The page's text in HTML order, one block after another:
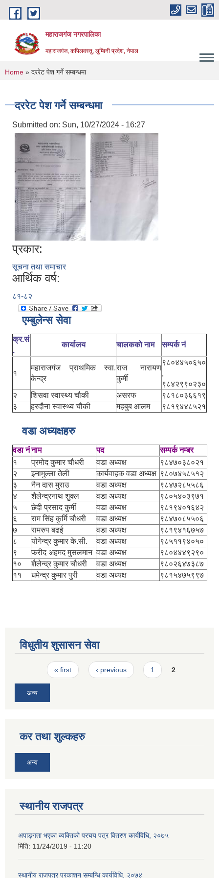
Skip to main content
महाराजगंज नगरपालिका
महाराजगंज, कपिलवस्तु, लुम्बिनी प्रदेश, नेपाल
You are here
Home » दररेट पेश गर्ने सम्बन्धमा
दररेट पेश गर्ने सम्बन्धमा
Submitted on: Sun, 10/27/2024 - 16:27
प्रकार:
सूचना तथा समाचार
आर्थिक वर्ष:
८१-८२
एम्बुलेन्स सेवा
क्र.सं
.
कार्यालय चालकको नाम सम्पर्क नं
१
महाराजगंज प्राथमिक स्वा.
केन्द्र
राज नारायण
कुर्मी
९८०४४५०६५०
,
९८४२९९०२३०
२
शिसवा स्वास्थ्य चौकी असरफ
९८१८०३६६१९
३
हरदौना स्वास्थ्य चौकी महबुब आलम ९८१९४४८५२१
वडा अध्यक्षहरु
वडा नंनाम पद
सम्पर्क नम्बर
१
प्रमोद कुमार चौधरी वडा अध्यक्ष
९८४७०३८०२१
२
इनामुल्ला तेली कार्यवाहक वडा अध्यक्ष ९८०७४५८५१२
३
नैन दास मुराउ वडा अध्यक्ष
९८४७२८५५८६
४
शैलेन्द्रनाथ शुक्ल वडा अध्यक्ष
९८०५४०३९७१
५
छेदी प्रसाद कुर्मी वडा अध्यक्ष
९८१९४०१६४२
६
राम सिंह कुर्मि चौधरी वडा अध्यक्ष
९८४७०८५५०६
७
रामरुप बढई वडा अध्यक्ष
९८१९४१६७५७
८
योगेन्द्र कुमार के.सी. वडा अध्यक्ष
९८५११९४०५०
९
फरीद अहमद मुसलमान वडा अध्यक्ष
९८०४४४९२९०
१०
शैलेन्द्र कुमार चौधरी वडा अध्यक्ष
९८०२६४७३८७
११
धमेन्द्र कुमार पुरी वडा अध्यक्ष ९८१५४७५९९७
विधुतीय शुसासन सेवा
Pages« first ‹ previous 1 2
अन्य
कर तथा शुल्कहरु
अन्य
स्थानीय राजपत्र
अपाङ्गता भएका व्यक्तिको परचय पत्र वितरण कार्यविधि, २०७५
मिति: 11/24/2019 - 11:20
स्थानीय राजपत्र प्रकाशन सम्बन्धि कार्यविधि, २०७४